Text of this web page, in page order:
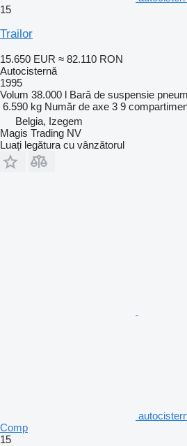
15
Trailor
15.650 EUR ≈ 82.110 RON
Autocisternă
1995
Volum 38.000 l Bară de suspensie
6.590 kg Număr de axe 3 9
Belgia, Izegem
Magis Trading NV
Luați legătura cu vânzătorul
Comp
15